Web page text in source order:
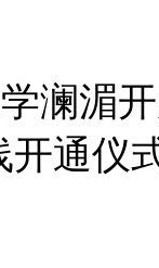
澜湄
开通仪